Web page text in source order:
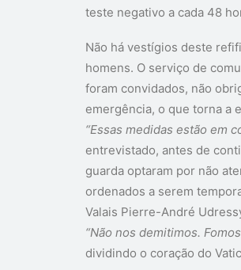
teste negativo a cada 48
Não há vestígios deste
homens. O serviço de
foram convidados, não
emergência, o que torna a
“Essas medidas estão em
entrevistado, antes de
guarda optaram por não
ordenados a serem
Valais Pierre-André
“Não nos demitimos.
dividindo o coração do